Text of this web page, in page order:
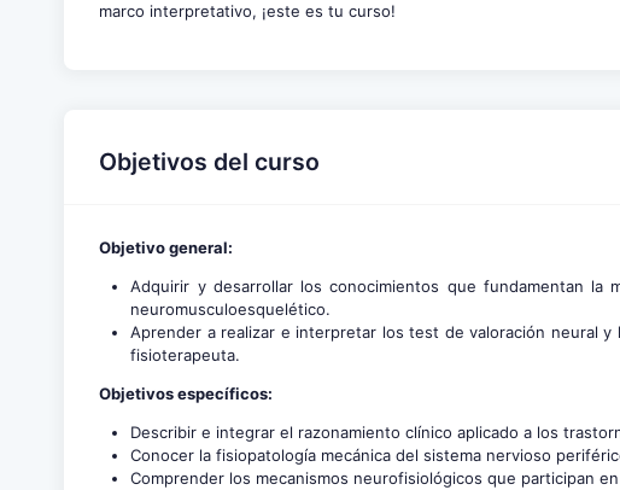
marco interpretativo, ¡este es tu curso!
Objetivos del curso
Objetivo general:
Adquirir y desarrollar los conocimientos que fundamentan la
neuromusculoesquelético.
Aprender a realizar e interpretar los test de valoración neural
fisioterapeuta.
Objetivos específicos:
Describir e integrar el razonamiento clínico aplicado a los
Conocer la fisiopatología mecánica del sistema nervioso
Comprender los mecanismos neurofisiológicos que participan